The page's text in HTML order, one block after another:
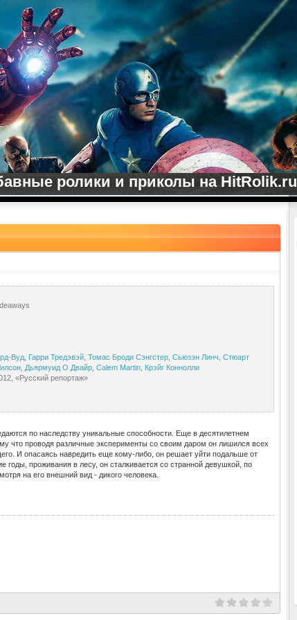
ролики и приколы на HitRolik.ru
Вуд, Гарри Тредэвэй, Томас Броди Сэнгстер, Сьюзэн Линч Стюарт
, Дьярмуид О Двайр, Calem Martin, Крэйг Коннолли
«Русский репортаж»
по наследству уникальные способности. Еще в десятилетнем
что проводя различные эксперименты со своим даром он лишился всех
И опасаясь навредить еще кому-либо, он решает уйти подальше от
годы, проживания в лесу, он сталкивается со странной девушкой, по
на его внешний вид - дикого человека.